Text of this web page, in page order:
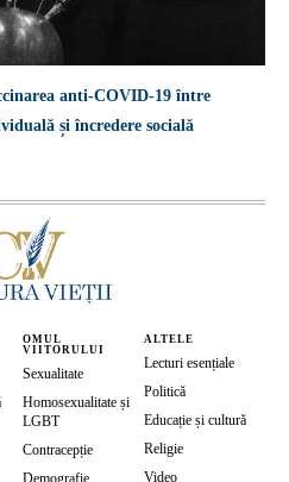
anti-COVID-19 între
și încredere socială
OMUL
VIITORULUI
Sexualitate
Homosexualitate și
LGBT
Contracepție
ALTELE
Lecturi esențiale
Politică
Educație și cultură
Religie
Video